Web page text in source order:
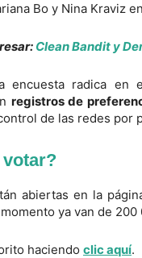
Bo y Nina Kraviz
Clean Bandit y
encuesta radica
registros de
de las redes por
votar?
abiertas en la
ya van de
haciendo clic aquí.